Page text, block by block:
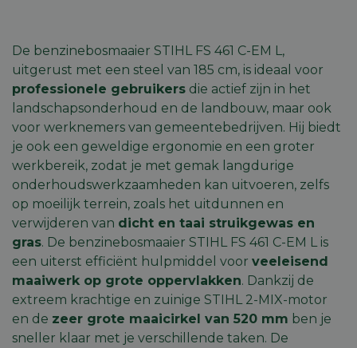
De benzinebosmaaier STIHL FS 461 C-EM L,
uitgerust met een steel van 185 cm, is ideaal voor
professionele gebruikers die actief zijn in het
landschapsonderhoud en de landbouw, maar ook
voor werknemers van gemeentebedrijven. Hij biedt
je ook een geweldige ergonomie en een groter
werkbereik, zodat je met gemak langdurige
onderhoudswerkzaamheden kan uitvoeren, zelfs
op moeilijk terrein, zoals het uitdunnen en
verwijderen van dicht en taai struikgewas en
gras. De benzinebosmaaier STIHL FS 461 C-EM L is
een uiterst efficiënt hulpmiddel voor veeleisend
maaiwerk op grote oppervlakken. Dankzij de
extreem krachtige en zuinige STIHL 2-MIX-motor
en de zeer grote maaicirkel van 520 mm ben je
sneller klaar met je verschillende taken. De